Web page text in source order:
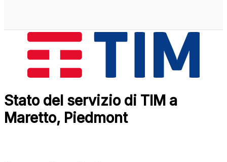
Stato del servizio di TIM a
Maretto, Piedmont